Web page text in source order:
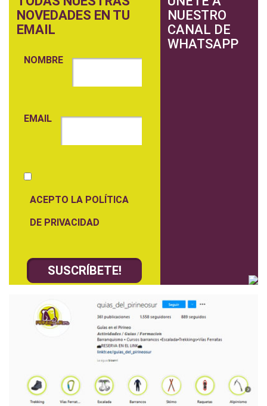
NOVEDADES EN TU
EMAIL
NOMBRE
EMAIL
ACEPTO LA POLÍTICA
DE PRIVACIDAD
NUESTRO
CANAL DE
WHATSAPP